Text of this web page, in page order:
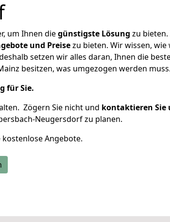
um Ihnen diegünstigste Lösung zu
und Preisezu bieten. Wir wissen, wie
setzen wir alles daran, Ihnen die
besitzen, was umgezogen werden
für Sie.
Zögern Sie nicht und kontaktieren Sie
Neugersdorf zu planen.
kostenlose Angebote.